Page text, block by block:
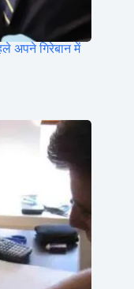
अपने गिरेबान में